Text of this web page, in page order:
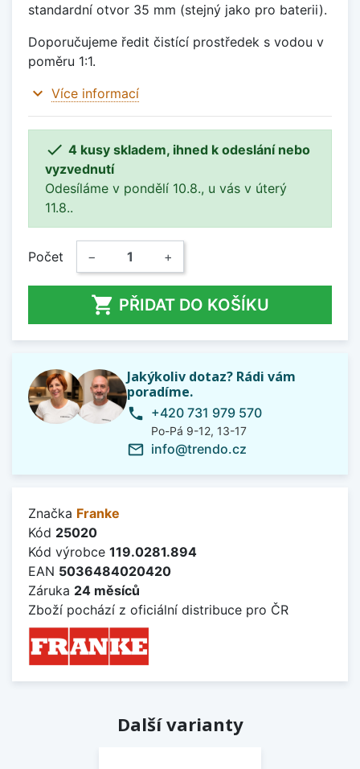
standardní otvor 35 mm (stejný jako pro baterii).
Doporučujeme ředit čistící prostředek s vodou v
poměru 1:1.
expand_more Více informací
 4 kusy skladem, ihned k odeslání nebo
vyzvednutí
Odesíláme v pondělí 10.8., u vás v úterý
11.8..
Počet − +
 PŘIDAT DO KOŠÍKU
Jakýkoliv dotaz? Rádi vám
poradíme.
phone +420 731 979 570
Po-Pá 9-12, 13-17
mail_outline info@trendo.cz
Značka Franke
Kód 25020
Kód výrobce 119.0281.894
EAN 5036484020420
Záruka 24 měsíců
Zboží pochází z oficiální distribuce pro ČR
Další varianty